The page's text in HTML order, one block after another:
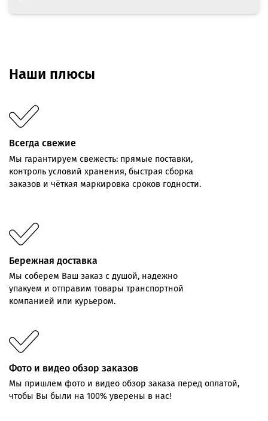
Наши плюсы
Всегда свежие
Мы гарантируем свежесть: прямые поставки,
контроль условий хранения, быстрая сборка
заказов и чёткая маркировка сроков годности.
Бережная доставка
Мы соберем Ваш заказ с душой, надежно
упакуем и отправим товары транспортной
компанией или курьером.
Фото и видео обзор заказов
Мы пришлем фото и видео обзор заказа перед оплатой,
чтобы Вы были на 100% уверены в нас!